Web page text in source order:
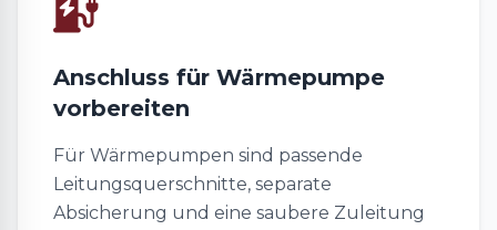
Anschluss für Wärmepumpe
vorbereiten
Für Wärmepumpen sind passende
Leitungsquerschnitte, separate
Absicherung und eine saubere Zuleitung